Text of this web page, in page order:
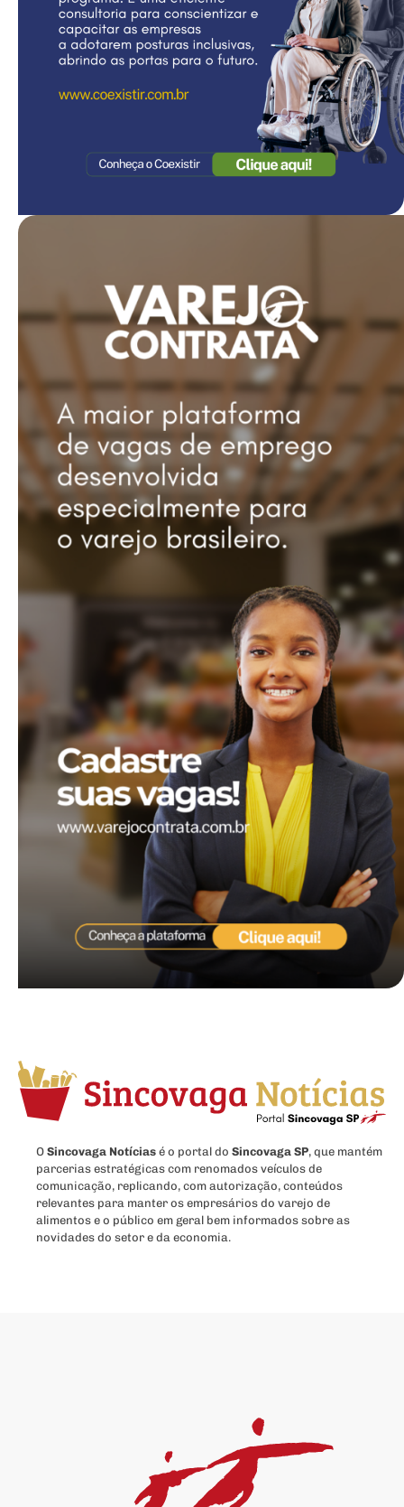
O Sincovaga Notícias é o portal do Sincovaga SP, que mantém
parcerias estratégicas com renomados veículos de
comunicação, replicando, com autorização, conteúdos
relevantes para manter os empresários do varejo de
alimentos e o público em geral bem informados sobre as
novidades do setor e da economia.